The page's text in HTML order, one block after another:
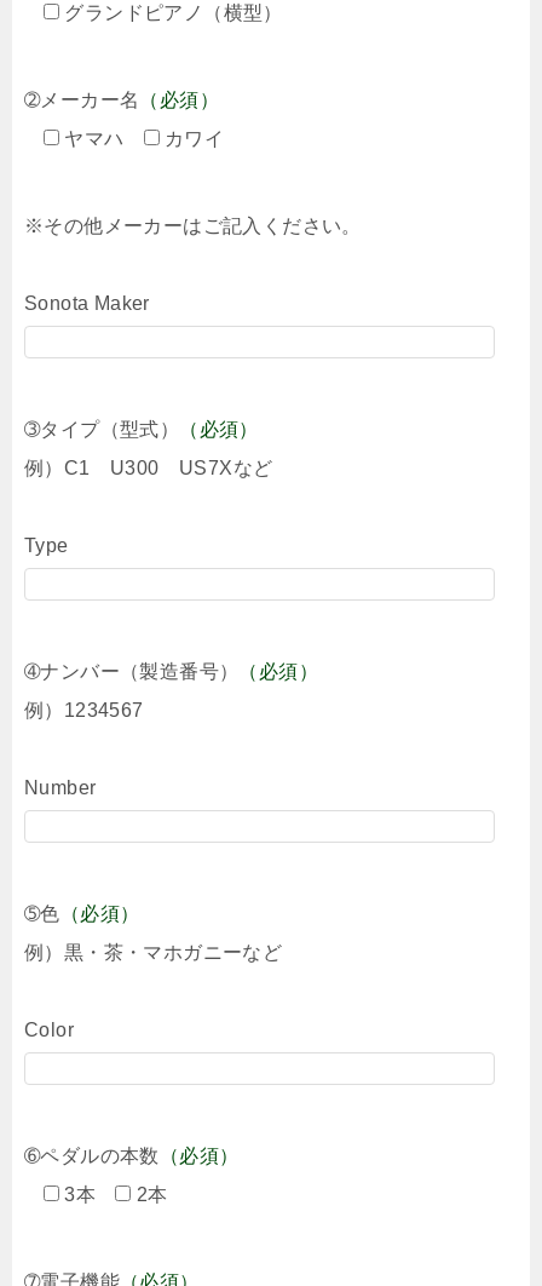
グランドピアノ（横型）
➁メーカー名
（必須）
ヤマハ
カワイ
※その他メーカーはご記入ください。
Sonota Maker
➂タイプ（型式）
（必須）
例）C1 U300 US7Xなど
Type
➃ナンバー（製造番号）
（必須）
例）1234567
Number
➄色 （必須）
例）黒・茶・マホガニーなど
Color
➅ペダルの本数
（必須）
3本
2本
➆電子機能 （必須）